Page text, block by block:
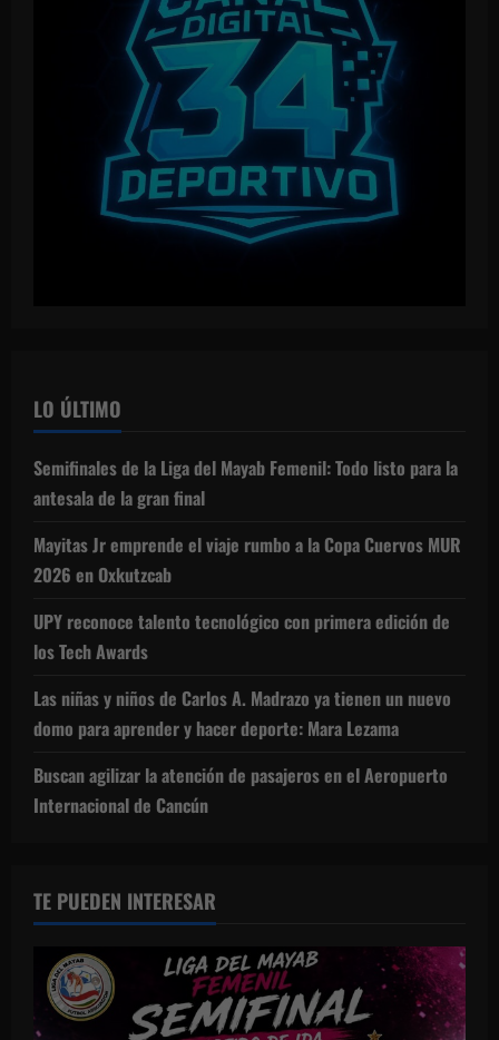
LO ÚLTIMO
Semifinales de la Liga del Mayab Femenil: Todo listo para la
antesala de la gran final
Mayitas Jr emprende el viaje rumbo a la Copa Cuervos MUR
2026 en Oxkutzcab
UPY reconoce talento tecnológico con primera edición de
los Tech Awards
Las niñas y niños de Carlos A. Madrazo ya tienen un nuevo
domo para aprender y hacer deporte: Mara Lezama
Buscan agilizar la atención de pasajeros en el Aeropuerto
Internacional de Cancún
TE PUEDEN INTERESAR